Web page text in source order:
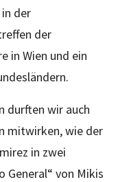
der
der
in Wien und ein
durften wir auch
mitwirken, wie der
in zwei
General“ von Mikis